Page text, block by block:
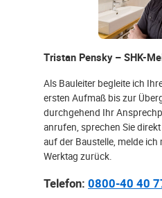
Tristan Pensky – SHK-
Als Bauleiter begleite ich
ersten Aufmaß bis zur
durchgehend Ihr
anrufen, sprechen Sie
auf der Baustelle, melde
Werktag zurück.
Telefon: 0800-40 40